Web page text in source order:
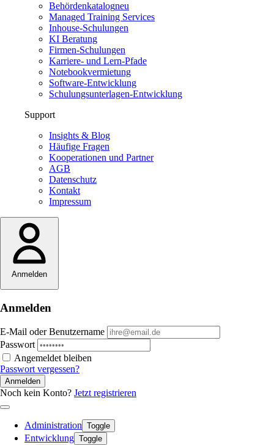
Behördenkatalogneu
Managed Training Services
Inhouse-Schulungen
KI Beratung
Firmen-Schulungen
Karriere- und Lern-Pfade
Notebookvermietung
Software-Entwicklung
Schulungsunterlagen-Entwicklung
Support
Insights & Blog
Häufige Fragen
Kooperationen und Partner
AGB
Datenschutz
Kontakt
Impressum
Anmelden
Anmelden
E-Mail oder Benutzername
Passwort
Angemeldet bleiben
Passwort vergessen?
Anmelden
Noch kein Konto? Jetzt registrieren
Administration Toggle
Entwicklung Toggle